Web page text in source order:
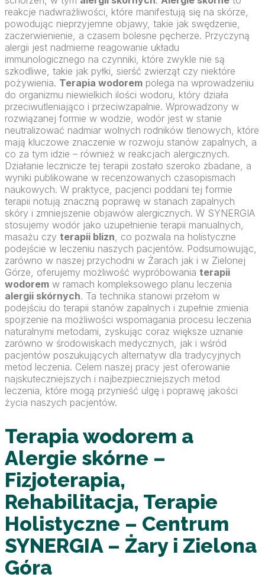
reakcje nadwrażliwości, które manifestują się na skórze,
powodując nieprzyjemne objawy, takie jak swędzenie,
zaczerwienienie, a czasem bolesne pęcherze. Przyczyną
alergii jest nadmierne reagowanie układu
immunologicznego na czynniki, które zwykle nie są
szkodliwe, takie jak pyłki, sierść zwierząt czy niektóre
pożywienia. Terapia wodorem polega na wprowadzeniu
do organizmu niewielkich ilości wodoru, który działa
przeciwutleniająco i przeciwzapalnie. Wprowadzony w
rozwiązanej formie w wodzie, wodór jest w stanie
neutralizować nadmiar wolnych rodników tlenowych, które
mają kluczowe znaczenie w rozwoju stanów zapalnych, a
co za tym idzie – również w reakcjach alergicznych.
Działanie lecznicze tej terapii zostało szeroko zbadane, a
wyniki publikowane w recenzowanych czasopismach
naukowych. W praktyce, pacjenci poddani tej formie
terapii notują znaczną poprawę w stanach zapalnych
skóry i zmniejszenie objawów alergicznych. W SYNERGIA
stosujemy wodór jako uzupełnienie terapii manualnych,
masażu czy terapii blizn, co pozwala na holistyczne
podejście w leczeniu naszych pacjentów. Podsumowując,
zarówno w naszej przychodni w Żarach jak i w Zielonej
Górze, oferujemy możliwość wypróbowania terapii
wodorem w ramach kompleksowego planu leczenia
alergii skórnych. Ta technika stanowi przełom w
podejściu do terapii stanów zapalnych i zupełnie zmienia
spojrzenie na możliwości wspomagania procesu leczenia
naturalnymi metodami, zyskując coraz większe uznanie
zarówno w środowiskach medycznych, jak i wśród
pacjentów poszukujących alternatyw dla tradycyjnych
metod leczenia. Celem naszej pracy jest oferowanie
najskuteczniejszych i najbezpieczniejszych metod
leczenia, które mogą przynieść ulgę i poprawę jakości
życia naszych pacjentów.
Terapia wodorem a
Alergie skórne –
Fizjoterapia,
Rehabilitacja, Terapie
Holistyczne – Centrum
SYNERGIA – Żary i Zielona
Góra